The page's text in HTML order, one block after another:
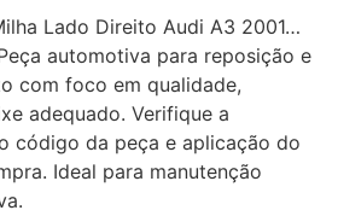
Lado Direito Audi A3 2001…
automotiva para reposição e
com foco em qualidade,
adequado. Verifique a
código da peça e aplicação do
Ideal para manutenção